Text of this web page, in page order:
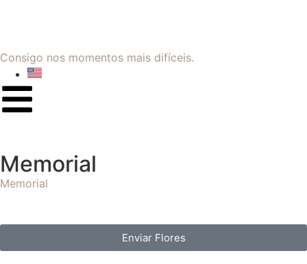
Consigo nos momentos mais difíceis.
Memorial
Memorial
Enviar Flores